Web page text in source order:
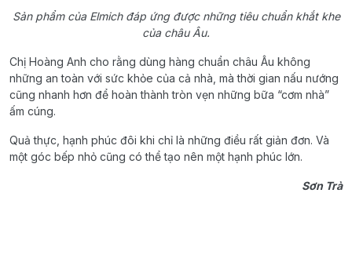
Sản phẩm của Elmich đáp ứng được những tiêu chuẩn khắt khe
của châu Âu.
Chị Hoàng Anh cho rằng dùng hàng chuẩn châu Âu không
những an toàn với sức khỏe của cả nhà, mà thời gian nấu nướng
cũng nhanh hơn để hoàn thành tròn vẹn những bữa “cơm nhà”
ấm cúng.
Quả thực, hạnh phúc đôi khi chỉ là những điều rất giản đơn. Và
một góc bếp nhỏ cũng có thể tạo nên một hạnh phúc lớn.
Sơn Trà